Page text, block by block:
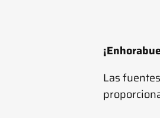
Las